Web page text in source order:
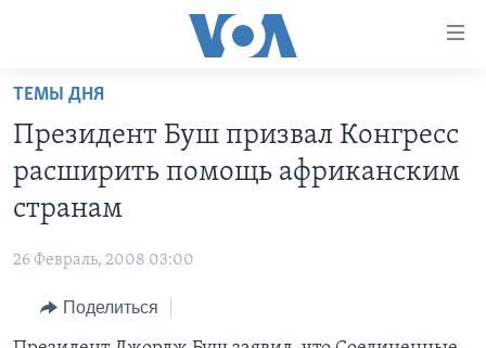
Перейти
основной
контент
Перейти
основной
навигации
Перейти
ПРОГРАММЫ
ИТОГИ
ПОЧЕМУ ЭТО ВАЖНО?
ПРОЕКТЫ
НАША АМЕРИКАНСКАЯ ИСТОРИЯ
А КАК В АМЕРИКЕ?
ИНТЕРВЬЮ
ФАКТЫ ПРОТИВ ФЕЙКОВ
ТЕМЫ ДНЯ
Президент Буш призвал Конгресс
расширить помощь африканским
странам
26 Февраль, 2008 03:00
Поделиться